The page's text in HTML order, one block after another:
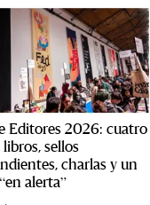
Editores 2026: cuatro
libros, sellos
charlas y un
alerta”